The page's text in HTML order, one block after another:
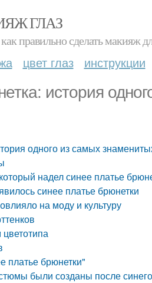
ГЛАЗ
правильно сделать макияж
цвет глаз инструкции
история
одного из самых
надел синее платье
синее платье брюнетки
на моду и культуру
платье брюнетки"
были созданы после